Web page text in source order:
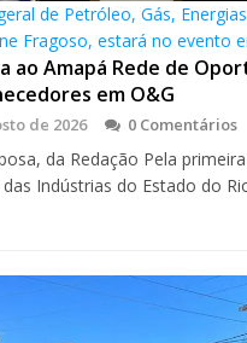
de Petróleo, Gás,
Fragoso, estará no evento
ao Amapá Rede de
em O&G
de 2026 0 Comentários
da Redação Pela
Indústrias do Estado do